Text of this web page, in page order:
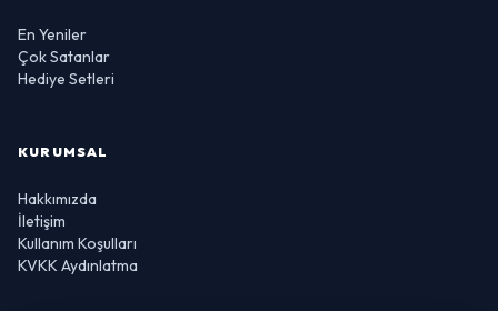
En Yeniler
Çok Satanlar
Hediye Setleri
KURUMSAL
Hakkımızda
İletişim
Kullanım Koşulları
KVKK Aydınlatma